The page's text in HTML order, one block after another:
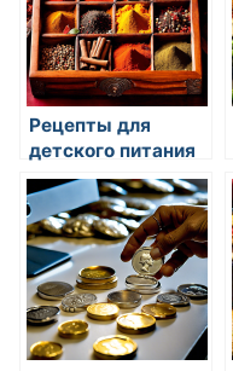
Рецепты для
детского питания